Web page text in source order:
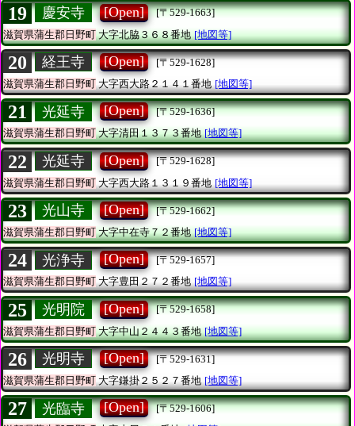
19 慶安寺 [Open]
[〒529-1663]
滋賀県蒲生郡日野町大字北脇３６８番地 [地図等]
20 経王寺 [Open]
[〒529-1628]
滋賀県蒲生郡日野町 大字西大路２１４１番地 [地図等]
21 光延寺 [Open]
[〒529-1636]
滋賀県蒲生郡日野町大字清田１３７３番地 [地図等]
22 光延寺 [Open]
[〒529-1628]
滋賀県蒲生郡日野町 大字西大路１３１９番地 [地図等]
23 光山寺 [Open]
[〒529-1662]
滋賀県蒲生郡日野町大字中在寺７２番地 [地図等]
24 光浄寺 [Open]
[〒529-1657]
滋賀県蒲生郡日野町大字豊田２７２番地 [地図等]
25 光明院 [Open]
[〒529-1658]
滋賀県蒲生郡日野町大字中山２４４３番地 [地図等]
26 光明寺 [Open]
[〒529-1631]
滋賀県蒲生郡日野町 大字鎌掛２５２７番地 [地図等]
27 光臨寺 [Open]
[〒529-1606]